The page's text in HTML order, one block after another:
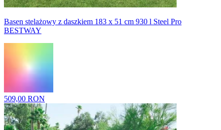
Basen stelażowy z daszkiem 183 x 51 cm 930 l Steel Pro
BESTWAY
509,00 RON